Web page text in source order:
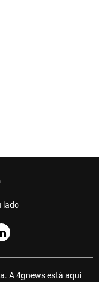
lado
A 4gnews está aqui